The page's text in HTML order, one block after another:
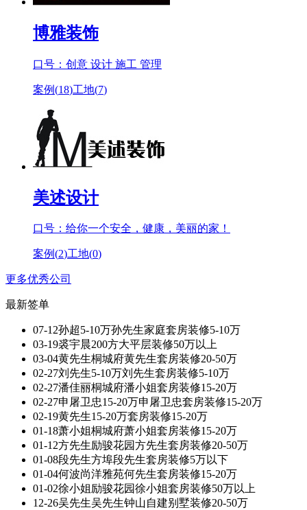
博雅装饰
口号：创意 设计 施工 管理
案例(18)工地(7)
美述设计
口号：给你一个安全，健康，美丽的家！
案例(2)工地(0)
更多优秀公司
最新签单
07-12孙超5-10万孙先生家庭套房装修5-10万
03-19裘宇晨200方大平层装修50万以上
03-04黄先生桐城府黄先生套房装修20-50万
02-27刘先生5-10万刘先生套房装修5-10万
02-27潘佳丽桐城府潘小姐套房装修15-20万
02-27申屠卫忠15-20万申屠卫忠套房装修15-20万
02-19黄先生15-20万套房装修15-20万
01-18萧小姐桐城府萧小姐套房装修15-20万
01-12方先生励骏花园方先生套房装修20-50万
01-08段先生方埠段先生套房装修5万以下
01-04何波尚洋雅苑何先生套房装修15-20万
01-02徐小姐励骏花园徐小姐套房装修50万以上
12-26吴先生吴先生钟山自建别墅装修20-50万